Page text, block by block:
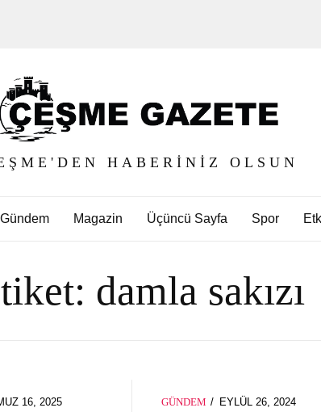
HABERINIZ OLSUN
Gündem Magazin Üçüncü Sayfa Spor
damla sakızı
16, 2025 GÜNDEM
POSTED
EYLÜL 26, 2024